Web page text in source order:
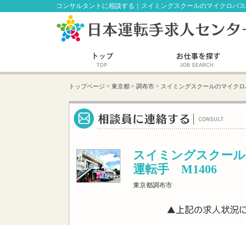
コンサルタントに相談する｜スイミングスクールのマイクロバ
トップページ > 東京都 > 調布市 > スイミングスクールのマイク
スイミングスクー
運転手 M1406
東京都調布市